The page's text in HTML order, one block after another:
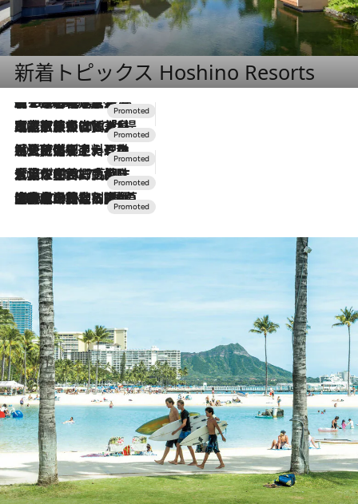
新着トピックス Hoshino Resorts
2026.8.7
【トンボの足水浴】ヒノキの香りに包まれて涼感マックス！約13℃の湧水かけ流しを避暑地「星野温泉 トンボの湯」で体験
2026.7.31
【ホテル帰省】という選択肢をOMOが提案。家族とほどよい距離を保つには「昼は実家、夜は気兼ねなくホテルで！」
2026.7.24
【夏限定ディナーコース】旬を迎える稚鮎や花ズッキーニなどをイタリア・トスカーナの郷土料理の手法で満喫！
2026.7.17
「土佐和ハーブかき氷」がOMO7高知に登場！生姜、山椒、大葉など目にも舌にも涼を呼ぶ郷土の味
2026.7.10
NEW OPEN！【界 草津】名湯の地に誕生。趣の異なる2種の温泉と上州ならではの会席・蕎麦割烹など美食を味わう究極の癒やし旅